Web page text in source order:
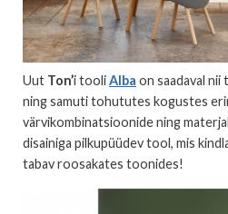
Uut Ton’i tooliAlba on saadaval nii
ning samuti tohututes kogustes
värvikombinatsioonide ning
disainiga pilkupüüdev tool, mis
tabav roosakates toonides!